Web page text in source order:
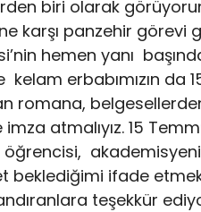
biri olarak
karşı panzehir görevi
hemen yanı
kelam erbabımızın
romana,
atmalıyız. 15
öğrencisi,
beklediğimi ifade
teşekkür